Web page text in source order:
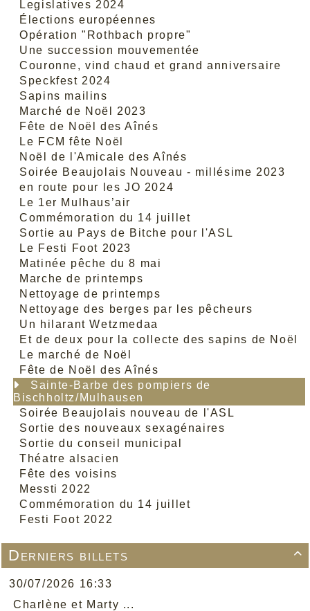
Legislatives 2024
Élections européennes
Opération "Rothbach propre"
Une succession mouvementée
Couronne, vind chaud et grand anniversaire
Speckfest 2024
Sapins mailins
Marché de Noël 2023
Fête de Noël des Aînés
Le FCM fête Noël
Noël de l'Amicale des Aînés
Soirée Beaujolais Nouveau - millésime 2023
en route pour les JO 2024
Le 1er Mulhaus’air
Commémoration du 14 juillet
Sortie au Pays de Bitche pour l'ASL
Le Festi Foot 2023
Matinée pêche du 8 mai
Marche de printemps
Nettoyage de printemps
Nettoyage des berges par les pêcheurs
Un hilarant Wetzmedaa
Et de deux pour la collecte des sapins de Noël
Le marché de Noël
Fête de Noël des Aînés
Sainte-Barbe des pompiers de
Bischholtz/Mulhausen
Soirée Beaujolais nouveau de l'ASL
Sortie des nouveaux sexagénaires
Sortie du conseil municipal
Théatre alsacien
Fête des voisins
Messti 2022
Commémoration du 14 juillet
Festi Foot 2022

Derniers billets
30/07/2026 16:33
Charlène et Marty ...